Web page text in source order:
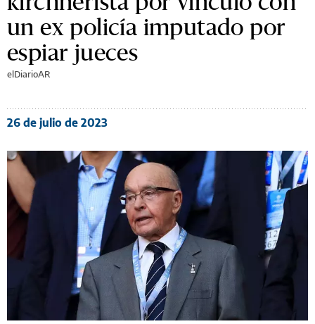
un ex policía imputado por
espiar jueces
elDiarioAR
26 de julio de 2023